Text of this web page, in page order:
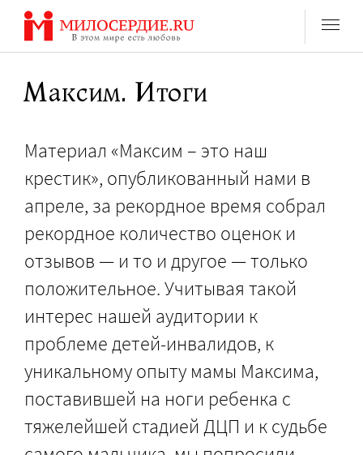
Перейти
содержанию
Максим. Итоги
Материал «Максим – это наш
крестик», опубликованный нами в
апреле, за рекордное время собрал
рекордное количество оценок и
отзывов — и то и другое — только
положительное. Учитывая такой
интерес нашей аудитории к
проблеме детей-инвалидов, к
уникальному опыту мамы Максима,
поставившей на ноги ребенка с
тяжелейшей стадией ДЦП и к судьбе